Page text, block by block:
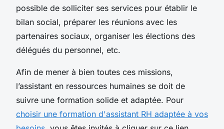
possible de solliciter ses services pour établir le
bilan social, préparer les réunions avec les
partenaires sociaux, organiser les élections des
délégués du personnel, etc.
Afin de mener à bien toutes ces missions,
l’assistant en ressources humaines se doit de
suivre une formation solide et adaptée. Pour
choisir une formation d'assistant RH adaptée à vos